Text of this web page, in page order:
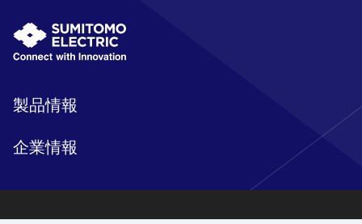
製品情報
企業情報